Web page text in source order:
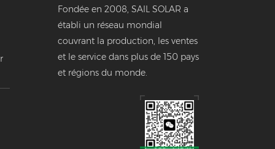
Fondée en 2008, SAIL SOLAR a
établi un réseau mondial
couvrant la production, les ventes
et le service dans plus de 150 pays
et régions du monde.